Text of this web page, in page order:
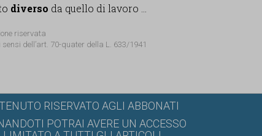
diverso da quello di lavoro ...
riservata
dell’art. 70-quater della L. 633/1941
RISERVATO AGLI ABBONATI
POTRAI AVERE UN ACCESSO